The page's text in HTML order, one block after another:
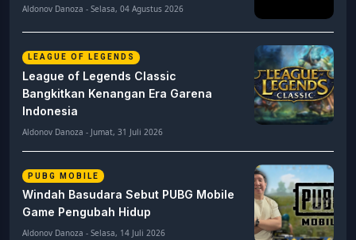
Aldonov Danoza - Selasa, 04 Agustus 2026
LEAGUE OF LEGENDS
League of Legends Classic
Bangkitkan Kenangan Era Garena
Indonesia
Aldonov Danoza - Jumat, 31 Juli 2026
PUBG MOBILE
Windah Basudara Sebut PUBG Mobile
Game Pengubah Hidup
Aldonov Danoza - Selasa, 14 Juli 2026